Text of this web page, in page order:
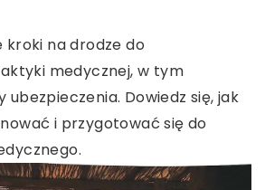
kroki na drodze do
medycznej, w tym
ubezpieczenia. Dowiedz się, jak
i przygotować się do